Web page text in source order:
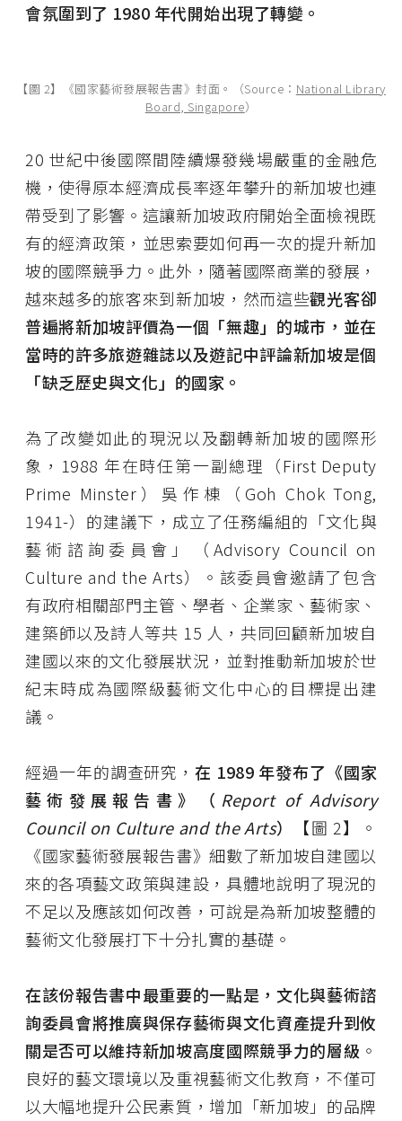
會氛圍到了 1980 年代開始出現了轉變。
【圖 2】《國家藝術發展報告書》封面。（Source： National Library
Board, Singapore）
20 世紀中後國際間陸續爆發幾場嚴重的金融危
機，使得原本經濟成長率逐年攀升的新加坡也連
帶受到了影響。這讓新加坡政府開始全面檢視既
有的經濟政策，並思索要如何再一次的提升新加
坡的國際競爭力。此外，隨著國際商業的發展，
越來越多的旅客來到新加坡，然而這些觀光客卻
普遍將新加坡評價為一個「無趣」的城市，並在
當時的許多旅遊雜誌以及遊記中評論新加坡是個
「缺乏歷史與文化」的國家。
為了改變如此的現況以及翻轉新加坡的國際形
象，1988 年在時任第一副總理（First Deputy
Prime Minster）吳作棟（Goh Chok Tong,
1941-）的建議下，成立了任務編組的「文化與
藝術諮詢委員會」（Advisory Council on
Culture and the Arts）。該委員會邀請了包含
有政府相關部門主管、學者、企業家、藝術家、
建築師以及詩人等共 15 人，共同回顧新加坡自
建國以來的文化發展狀況，並對推動新加坡於世
紀末時成為國際級藝術文化中心的目標提出建
議。
經過一年的調查研究，在 1989 年發布了《國家
藝術發展報告書》（ Report of Advisory
Council on Culture and the Arts）
【圖 2】。
《國家藝術發展報告書》細數了新加坡自建國以
來的各項藝文政策與建設，具體地說明了現況的
不足以及應該如何改善，可說是為新加坡整體的
藝術文化發展打下十分扎實的基礎。
在該份報告書中最重要的一點是，文化與藝術諮
詢委員會將推廣與保存藝術與文化資產提升到攸
關是否可以維持新加坡高度國際競爭力的層級 。
良好的藝文環境以及重視藝術文化教育，不僅可
以大幅地提升公民素質，增加「新加坡」的品牌